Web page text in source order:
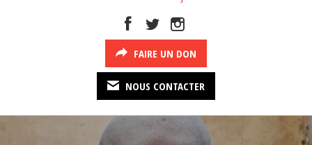
FAIRE UN DON
NOUS CONTACTER